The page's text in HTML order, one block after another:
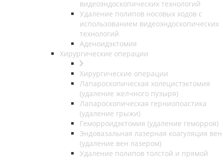
видеоэндоскопических технологий
Удаление полипов носовых ходов с
использованием видеоэндоскопических
технологий
Аденоидэктомия
Хирургические операции
Хирургические операции
Лапароскопическая холецистэктомия
(удаление желчного пузыря)
Лапароскопическая герниопоастика
(удаление грыжи)
Геморроидэктомия (удаление геморроя)
Эндовазальная лазерная коагуляция вен
(удаление вен лазером)
Удаление полипов толстой и прямой